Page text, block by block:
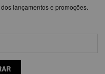
lançamentos e promoções.